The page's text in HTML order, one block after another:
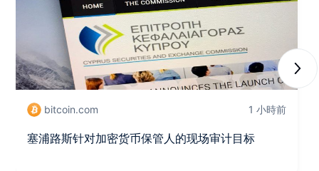
bitcoin.com 1 小時前
塞浦路斯针对加密货币保管人的现场审计目标